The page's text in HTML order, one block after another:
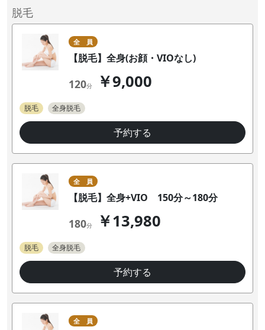
脱毛
全 員
【脱毛】全身(お顔・VIOなし)
120分 ￥9,000
脱毛 全身脱毛
予約する
全 員
【脱毛】全身+VIO 150分～180分
180分 ￥13,980
脱毛 全身脱毛
予約する
全 員